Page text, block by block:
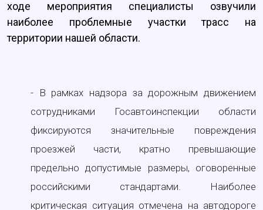
ходе мероприятия специалисты озвучили
наиболее проблемные участки трасс на
территории нашей области.
- В рамках надзора за дорожным движением
сотрудниками Госавтоинспекции области
фиксируются значительные повреждения
проезжей части, кратно превышающие
предельно допустимые размеры, оговоренные
российскими стандартами. Наиболее
критическая ситуация отмечена на автодороге